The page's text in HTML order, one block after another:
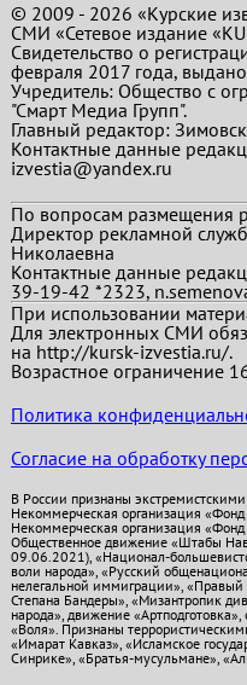
© 2009 - 2026 «Курские
СМИ «Сетевое издание
Свидетельство о
февраля 2017 года,
Учредитель: Общество с
"Смарт Медиа Групп".
Главный редактор:
Контактные данные
izvestia@yandex.ru
По вопросам размещения
Директор рекламной
Николаевна
Контактные данные
39-19-42 *2323,
При использовании
Для электронных СМИ
на http://kursk-izvestia.ru/.
Возрастное ограничение
Политика
Согласие на обработку
В России признаны
Некоммерческая организация
Некоммерческая организация
Общественное движение «Штабы
09.06.2021), «Национал-
воли народа», «Русский
нелегальной иммиграции»,
Степана Бандеры», «Мизантропик
народа», движение
«Воля». Признаны
«Имарат Кавказ», «Исламское
Синрике», «Братья-мусульмане»,